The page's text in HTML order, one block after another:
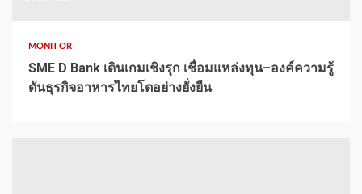
MONITOR
SME D Bank เดินเกมเชิงรุก เชื่อมแหล่งทุน–องค์ความรู้
ดันธุรกิจอาหารไทยโตอย่างยั่งยืน